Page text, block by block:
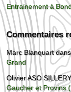
Entrainement à
Commentaires
Marc Blanquart
Grand
Olivier ASO
Gaucher et Provins